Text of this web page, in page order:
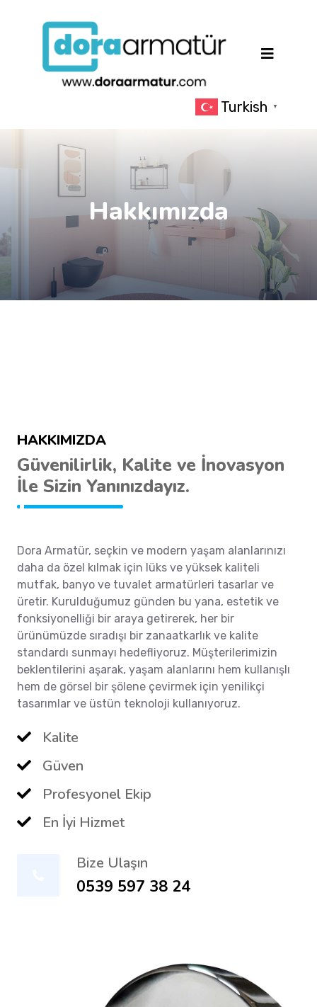
Turkish ▼
Hakkımızda
HAKKIMIZDA
Güvenilirlik, Kalite ve İnovasyon
İle Sizin Yanınızdayız.
Dora Armatür, seçkin ve modern yaşam alanlarınızı
daha da özel kılmak için lüks ve yüksek kaliteli
mutfak, banyo ve tuvalet armatürleri tasarlar ve
üretir. Kurulduğumuz günden bu yana, estetik ve
fonksiyonelliği bir araya getirerek, her bir
ürünümüzde sıradışı bir zanaatkarlık ve kalite
standardı sunmayı hedefliyoruz. Müşterilerimizin
beklentilerini aşarak, yaşam alanlarını hem kullanışlı
hem de görsel bir şölene çevirmek için yenilikçi
tasarımlar ve üstün teknoloji kullanıyoruz.
Kalite
Güven
Profesyonel Ekip
En İyi Hizmet
Bize Ulaşın
0539 597 38 24